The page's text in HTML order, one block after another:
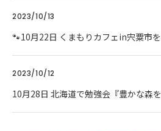
2023/10/13
🐾10月22日 くまもりカフェin宍粟市を
2023/10/12
10月28日 北海道で勉強会『豊かな森を